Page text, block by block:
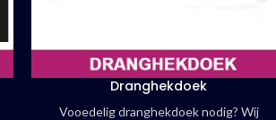
Dranghekdoek
Vooedelig dranghekdoek nodig? Wij